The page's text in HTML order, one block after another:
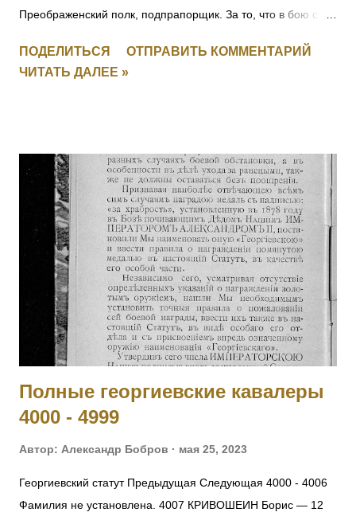
Преображенский полк, подпрапорщик. За то, что в бою с
командир поручик граф Татищев выбыл из строя
вследствие ранения. Головач, не растерявшись, тотчас же
5538 и 4 ст. No 97018 за Русско-Японскую войну, медали 3
ст. No 11473, 4 ст. No 1124. 2001 ОРЕЛ Яков — Л.гв.
Павловский полк, 7 рота, подпрапорщик. За то, что в бою
4.11.1914 у д. Янгрот, за убылью из строя всех господ
офицеров, принял на себя командование ротой, сохранил
порядок в роте и отразил ожесточенную атаку противнику.
[II-992, III-8460, IV-5177] 2002 КОБЫЛЕЦКИЙ Лев Орестович
— Л.гв. Московский полк, команда конных разведчиков, ст.
унтер-офицер. За отличие в боях с 6 по 10.11.19...
ПОДЕЛИТЬСЯ
ОТПРАВИТЬ КОММЕНТАРИЙ
ЧИТАТЬ ДАЛЕЕ »
Полные георгиевские кавалеры
4000 - 4999
Автор: Александр Бобров мая 25, 2023
Георгиевский статут Предыдущая Следующая 4000 - 4006
Фамилия не установлена. 4007 КРИВОШЕИН Борис — 12